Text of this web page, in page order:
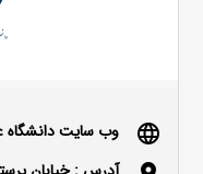
language وب سایت دانشگاه